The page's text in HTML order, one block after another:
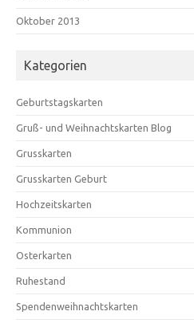
Oktober 2013
Kategorien
Geburtstagskarten
Gruß- und Weihnachtskarten Blog
Grusskarten
Grusskarten Geburt
Hochzeitskarten
Kommunion
Osterkarten
Ruhestand
Spendenweihnachtskarten